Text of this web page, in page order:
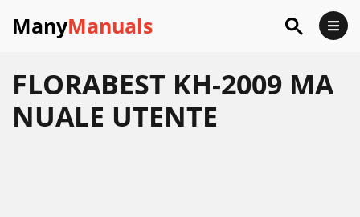
ManyManuals
FLORABEST KH-2009 MA
NUALE UTENTE